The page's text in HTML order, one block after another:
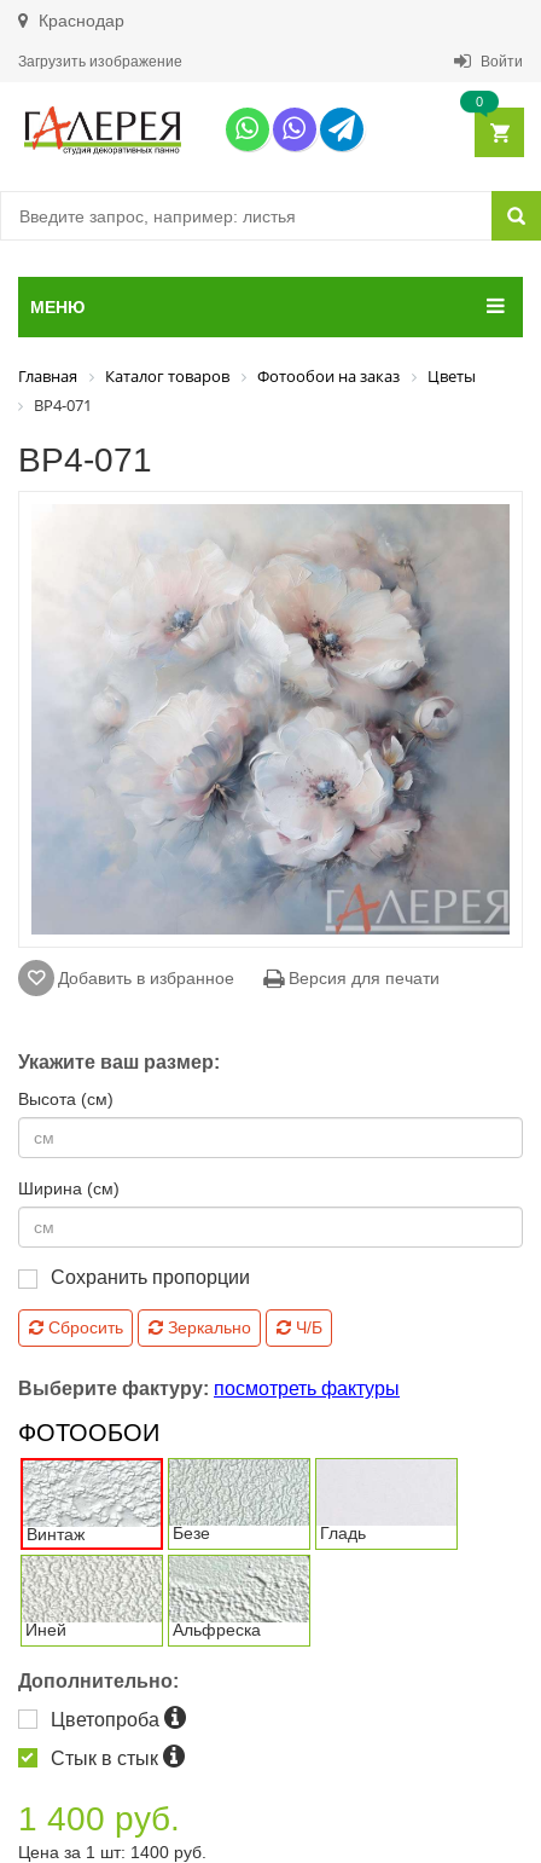
Краснодар
Загрузить изображение Войти
0
МЕНЮ
Главная Каталог товаров Фотообои на заказ
Цветы
ВР4-071
ВР4-071
Добавить в избранное Версия для печати
Укажите ваш размер:
Высота (см)
Ширина (см)
Сохранить пропорции
Сбросить Зеркально Ч/Б
Выберите фактуру: посмотреть фактуры
ФОТООБОИ
Винтаж Безе Гладь
Иней Альфреска
Дополнительно:
Цветопроба
Стык в стык
1 400 руб.
Цена за 1 шт: 1400 руб.